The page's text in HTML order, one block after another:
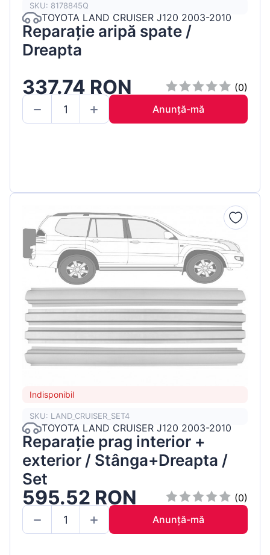
SKU: 8178845Q
TOYOTA LAND CRUISER J120 2003-2010
Reparație aripă spate /
Dreapta
337.74 RON
(0)
Anunță-mă
Indisponibil
SKU: LAND_CRUISER_SET4
TOYOTA LAND CRUISER J120 2003-2010
Reparație prag interior +
exterior / Stânga+Dreapta /
Set
595.52 RON
(0)
Anunță-mă